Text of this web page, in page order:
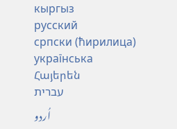
кыргыз
русский
српски (ћирилица)
українська
Հայերեն
עברית
اُردو